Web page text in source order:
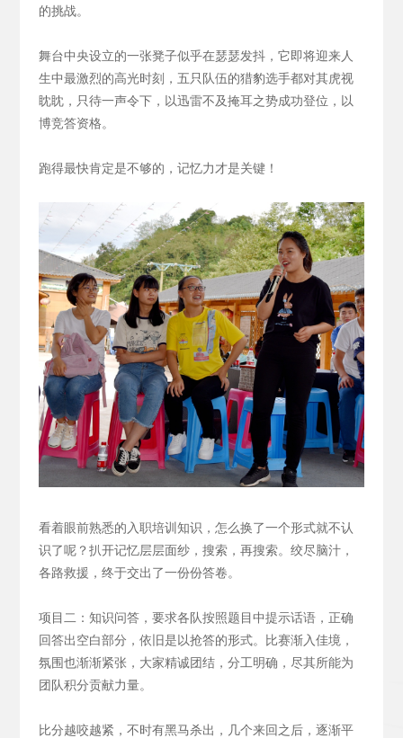
的挑战。
舞台中央设立的一张凳子似乎在瑟瑟发抖，它即将迎来人
生中最激烈的高光时刻，五只队伍的猎豹选手都对其虎视
眈眈，只待一声令下，以迅雷不及掩耳之势成功登位，以
博竞答资格。
跑得最快肯定是不够的，记忆力才是关键！
看着眼前熟悉的入职培训知识，怎么换了一个形式就不认
识了呢？扒开记忆层层面纱，搜索，再搜索。绞尽脑汁，
各路救援，终于交出了一份份答卷。
项目二：知识问答，要求各队按照题目中提示话语，正确
回答出空白部分，依旧是以抢答的形式。
比赛渐入佳境，
氛围也渐渐紧张，大家精诚团结，分工明确，尽其所能为
团队积分贡献力量。
比分越咬越紧，不时有黑马杀出，几个来回之后，逐渐平